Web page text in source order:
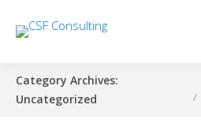
Category Archives:
Uncategorized